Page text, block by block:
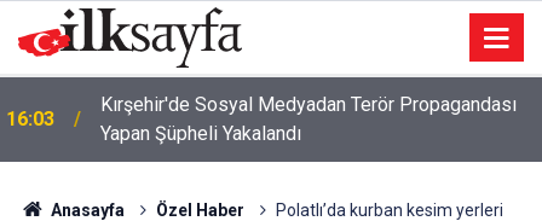
16:00 Dünya er meydanı Keçiören’de kuruluyor
Anasayfa Özel Haber
Polatlı’da kurban kesim yerleri